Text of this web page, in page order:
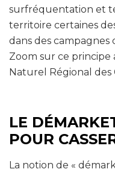
surfréquentation et
territoire certaines
dans des
Zoom sur ce principe
Naturel Régional des
LE
POUR
La notion de «